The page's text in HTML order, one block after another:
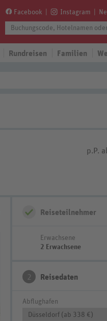
Facebook Instagram
Rundreisen Familien
p.P.
Reiseteilnehmer
Erwachsene
2 Erwachsene
2 Reisedaten
Abflughafen
Düsseldorf (ab 338 €)